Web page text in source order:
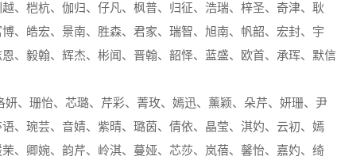
、桤杭、伽归、仔凡、枫普、归征、浩瑞、梓圣、奇津、耿
、皓宏、景南、胜森、君家、瑞智、旭南、帆韶、宏封、宇
、毅翰、辉杰、彬闻、晋翰、韶怿、蓝盛、欧首、承珲、默信
、珊怡、芯璐、芹彩、菁玫、嫣迅、薰颖、朵芹、妍珊、尹
、琬芸、音婧、紫晴、璐茵、倩依、晶莹、淇妁、云初、嫣
、卿婉、韵芹、岭淇、蔓娅、芯莎、岚蓓、馨怡、嘉妁、绮